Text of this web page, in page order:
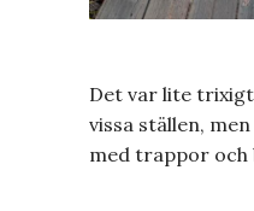
Det var lite
vissa ställen,
med trappor och